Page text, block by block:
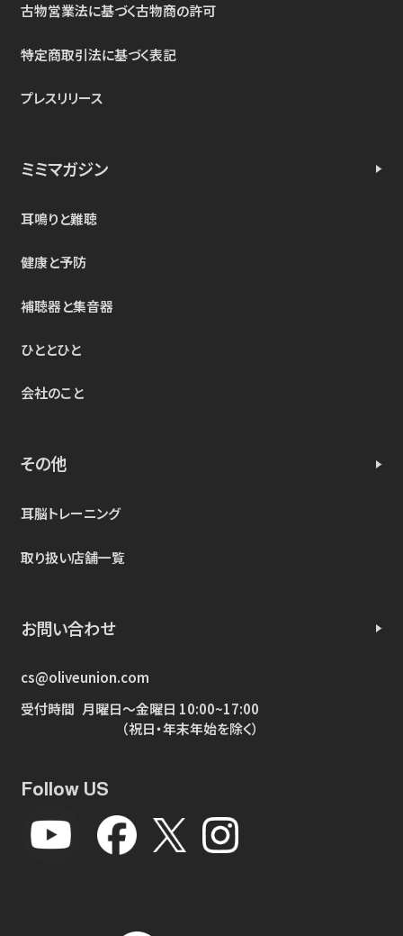
古物営業法に基づく古物商の許可
特定商取引法に基づく表記
プレスリリース
ミミマガジン
耳鳴りと難聴
健康と予防
補聴器と集音器
ひととひと
会社のこと
その他
耳脳トレーニング
取り扱い店舗一覧
お問い合わせ
cs@oliveunion.com
受付時間 月曜日～金曜日 10:00~17:00
（祝日・年末年始を除く）
Follow US